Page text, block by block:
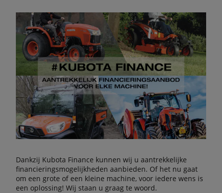
Dankzij Kubota Finance kunnen wij u aantrekkelijke
financieringsmogelijkheden aanbieden. Of het nu gaat
om een grote of een kleine machine, voor iedere wens is
een oplossing! Wij staan u graag te woord.